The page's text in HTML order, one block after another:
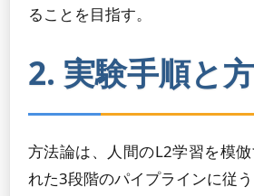
ることを目指す。
2. 実験手順と
方法論は、人間のL2学習を模
れた3段階のパイプラインに従う